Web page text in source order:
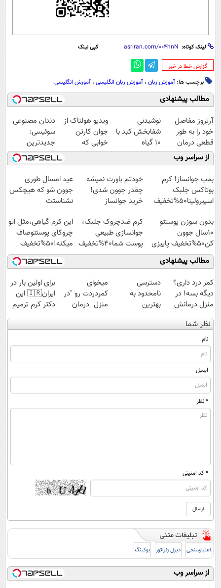
لینک کوتاه: کپی لینک
‌گزارش خطا در خبر
برچسب ها: آموزش زبان ، آموزش زبان انگلیسی ، آموزش انگلیسی
مطالب پیشنهادی
آرتروز مفاصل
خود را به طور
قطعی درمان
کنید!
◗پرسش‌نامه◖
نوشیدنی
شفابخش کبد با
10 گیاه
موثر(تخفیف تا
امشب)
ویدیو هولناک از
جوان کارتن
خوابی که
میلیاردر شد.
آموزش رایگان
دندان مصنوعی
سوئیسی:
جدیدترین
فناوری اروپا،
سبک و مقاوم |
پرداخت قسطی
از سراسر وب
بمب جوانساز! کرم
بوتاکس جلبک
اسپیرولینا50%تخفیف
خودتم باورت نمیشه
چقدر جوون شدی!
خرید جوانساز
ویژه
عید امسال طوری
جوون شو که هیچکس
نشناستت
بدون سوزن پوستتو
10سال جوون
کن50%تخفیف پاییزی
کرم ضدچروک جلبک،
جوانسازی طبیعی
پوست شما40%تخفیف
این کرم گیاهی،مثل اتو
چروکای پوستتوصاف
میکنه!50%تخفیف
مطالب پیشنهادی
کمر درد داری؟
دیگه بسه! در
منزل درمانش
کن
(◀پرسش‌نامه)
دسترسی
نامحدود به
بهترین
آموزش‌ها تا روز
کنکور
میخوای
کمردردت رو "در
منزل" درمان
کنی؟ (◂فیلم +
◂پرسش‌نامه)
برای اولین بار در
ایران🇮🇷 این
دکتر کرم ترمیم
کننده 23 روزه
ساخت!
نظر شما
نام
ایمیل
* نظر
* کد امنیتی
اعتبارسنجی دیزل ژنراتور بوکینگ
از سراسر وب